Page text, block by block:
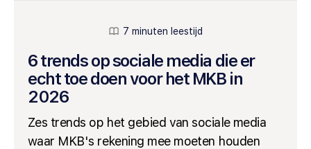
7 minuten leestijd
6 trends op sociale media die er
echt toe doen voor het MKB in
2026
Zes trends op het gebied van sociale media
waar MKB's rekening mee moeten houden